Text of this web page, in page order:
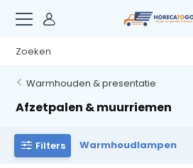
Warmhouden & presentatie
Afzetpalen & muurriemen
Filters Warmhoudlampen